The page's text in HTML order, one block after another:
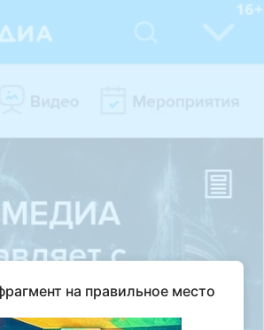
на правильное место